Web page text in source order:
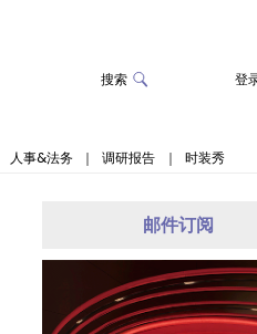
搜索 登
人事&法务 ｜ 调研报告 ｜ 时装秀
邮件订阅